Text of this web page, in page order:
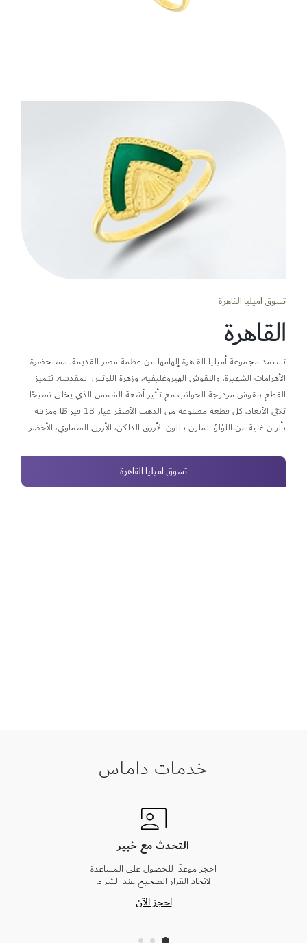
تسوق اميليا القاهرة
القاهرة
تستمد مجموعة أميليا القاهرة إلهامها من عظمة مصر القديمة، مستحضرة
الأهرامات الشهيرة، والنقوش الهيروغليفية، وزهرة اللوتس المقدسة. تتميز
القطع بنقوش مزدوجة الجوانب مع تأثير أشعة الشمس الذي يخلق نسيجًا
ثلاثي الأبعاد، كل قطعة مصنوعة من الذهب الأصفر عيار 18 قيراطًا ومزينة
بألوان غنية من اللؤلؤ الملون باللون الأزرق الداكن، الأزرق السماوي، الأخضر
الجمال الخالد للتراث المعماري والفني المصريّ، وتدمج التاريخ بالأناقة
تسوق اميليا القاهرة
خدمات داماس
التحدث مع خبير
احجز موعدًا للحصول على المساعدة
لاتخاذ القرار الصحيح عند الشراء.
احجز الآن